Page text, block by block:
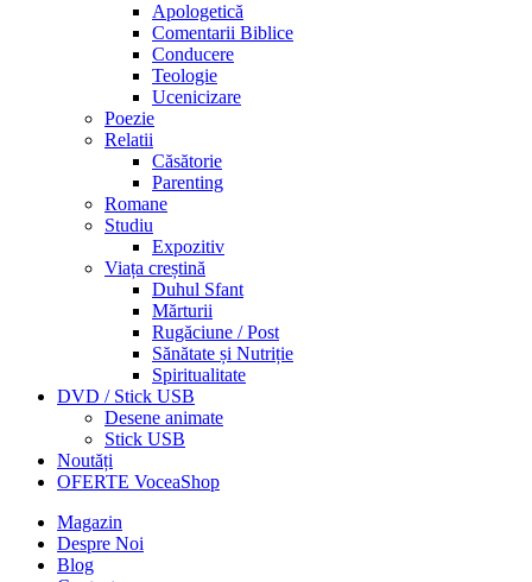
Apologetică
Comentarii Biblice
Conducere
Teologie
Ucenicizare
Poezie
Relatii
Căsătorie
Parenting
Romane
Studiu
Expozitiv
Viața creștină
Duhul Sfant
Mărturii
Rugăciune / Post
Sănătate și Nutriție
Spiritualitate
DVD / Stick USB
Desene animate
Stick USB
Noutăți
OFERTE VoceaShop
Magazin
Despre Noi
Blog